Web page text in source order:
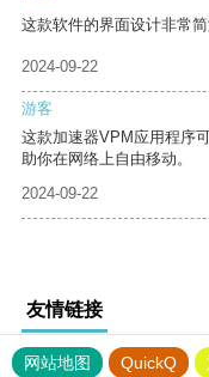
这款软件的界面设计非常简
2024-09-22
游客
这款加速器VPM应用程序
助你在网络上自由移动。
2024-09-22
友情链接
网站地图 QuickQ